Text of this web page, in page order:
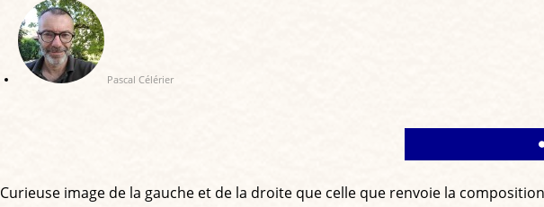
Pascal Célérier
Curieuse image de la gauche et de la droite que celle que renvoie la